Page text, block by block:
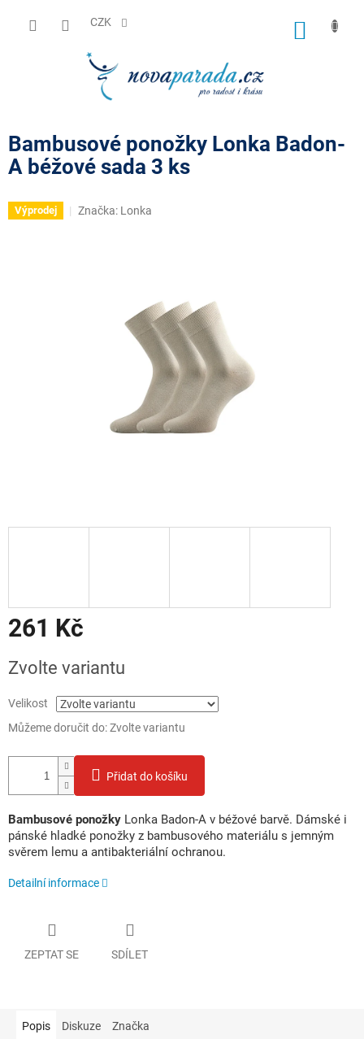
CZK
Bambusové ponožky Lonka Badon-
A béžové sada 3 ks
Výprodej Značka: Lonka
261 Kč
cena:
Zvolte variantu
Velikost
Můžeme doručit do:Zvolte variantu
Přidat do košíku
Bambusové ponožky Lonka Badon-A v béžové barvě. Dámské i
pánské hladké ponožky z bambusového materiálu s jemným
svěrem lemu a antibakteriální ochranou.
Detailní informace
ZEPTAT SE SDÍLET
Popis Diskuze Značka